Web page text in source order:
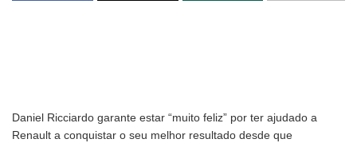
Daniel Ricciardo garante estar “muito feliz” por ter ajudado a
Renault a conquistar o seu melhor resultado desde que